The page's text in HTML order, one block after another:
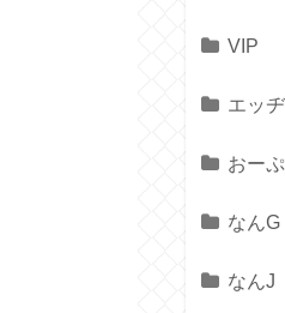
VIP
エッヂ
おー
なんG
なんJ